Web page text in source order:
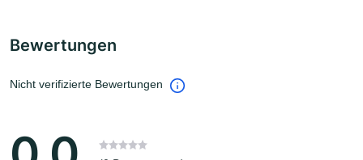
Bewertungen
Nicht verifizierte Bewertungen